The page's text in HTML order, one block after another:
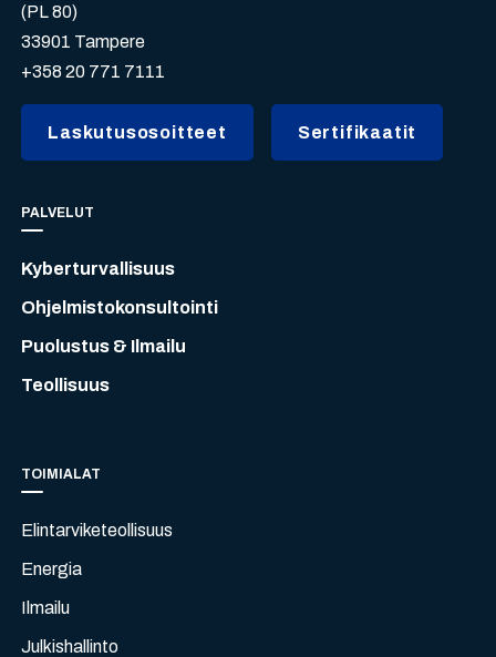
(PL 80)
33901 Tampere
+358 20 771 7111
Laskutusosoitteet Sertifikaatit
PALVELUT
Kyberturvallisuus
Ohjelmistokonsultointi
Puolustus & Ilmailu
Teollisuus
TOIMIALAT
Elintarviketeollisuus
Energia
Ilmailu
Julkishallinto